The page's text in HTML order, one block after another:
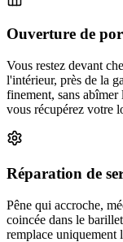
Ouverture de
Vous restez devant
l'intérieur, près de la
finement, sans abîmer
vous récupérez votre
Réparation de
Pêne qui accroche,
coincée dans le
remplace uniquement